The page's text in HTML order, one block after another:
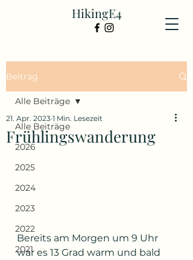
HikingE4
Beitrag
Alle Beiträge
2026
2025
2024
2023
2022
2021
Alle Beiträge
Frühlingswanderung
21. Apr. 2023 1 Min. Lesezeit
Bereits am Morgen um 9 Uhr
war es 13 Grad warm und bald